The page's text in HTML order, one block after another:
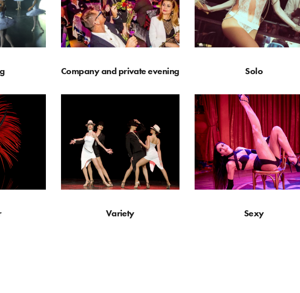
Company and private evening Solo
Variety Sexy